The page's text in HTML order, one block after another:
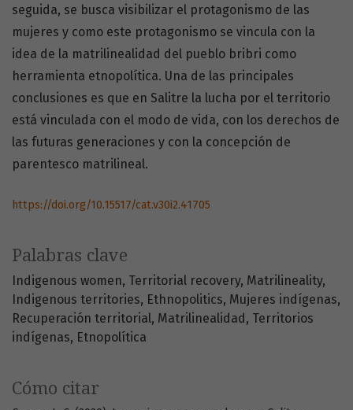
Palabras clave
Indigenous women Territorial recovery Matrilineality
Indigenous territories
Ethnopolitics Mujeres indígenas
Recuperación territorial Matrilinealidad
Territorios
indígenas
Etnopolítica
Cómo citar
seguida, se busca visibilizar el protagonismo de las
mujeres y como este protagonismo se vincula con la
idea de la matrilinealidad del pueblo bribri como
herramienta etnopolítica. Una de las principales
conclusiones es que en Salitre la lucha por el territorio
está vinculada con el modo de vida, con los derechos de
las futuras generaciones y con la concepción de
parentesco matrilineal.
https://doi.org/10.15517/cat.v30i2.41705